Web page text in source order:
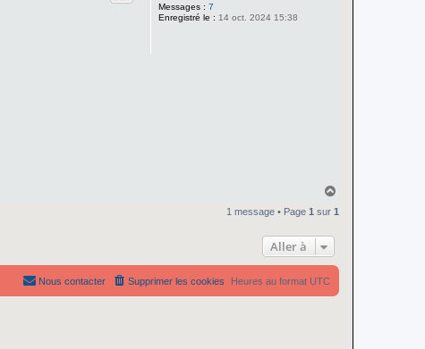
Messages : 7
Enregistré le : 14 oct. 2024 15:38
u
1 message • Page 1 sur 1
Aller à
Heures au format UTC
Supprimer les cookies
Nous contacter